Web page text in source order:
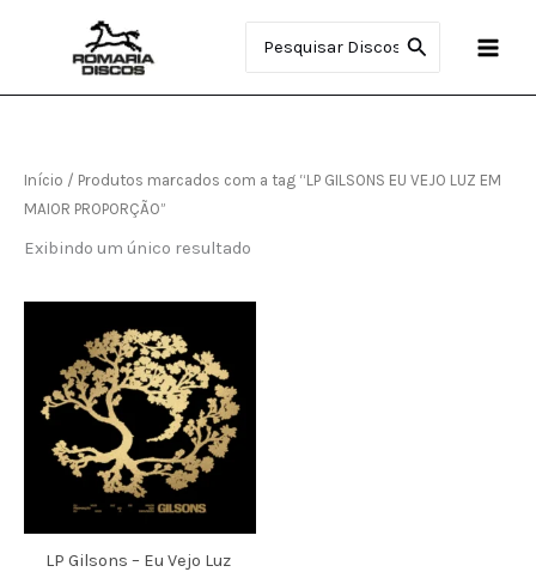
conteúdo
Início / Produtos marcados com a tag “LP GILSONS EU VEJO LUZ EM
MAIOR PROPORÇÃO”
Exibindo um único resultado
LP Gilsons – Eu Vejo Luz